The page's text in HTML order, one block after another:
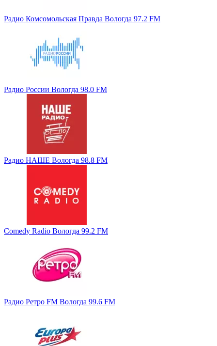
Радио Комсомольская Правда Вологда 97.2 FM
Радио России Вологда 98.0 FM
Радио НАШЕ Вологда 98.8 FM
Comedy Radio Вологда 99.2 FM
Радио Ретро FM Вологда 99.6 FM